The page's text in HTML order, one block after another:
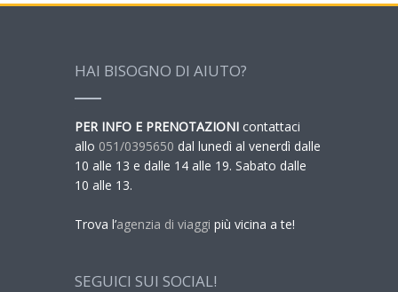
HAI BISOGNO DI AIUTO?
PER INFO E PRENOTAZIONI contattaci
allo 051/0395650 dal lunedì al venerdì dalle
10 alle 13 e dalle 14 alle 19. Sabato dalle
10 alle 13.
Trova l’agenzia di viaggi più vicina a te!
SEGUICI SUI SOCIAL!